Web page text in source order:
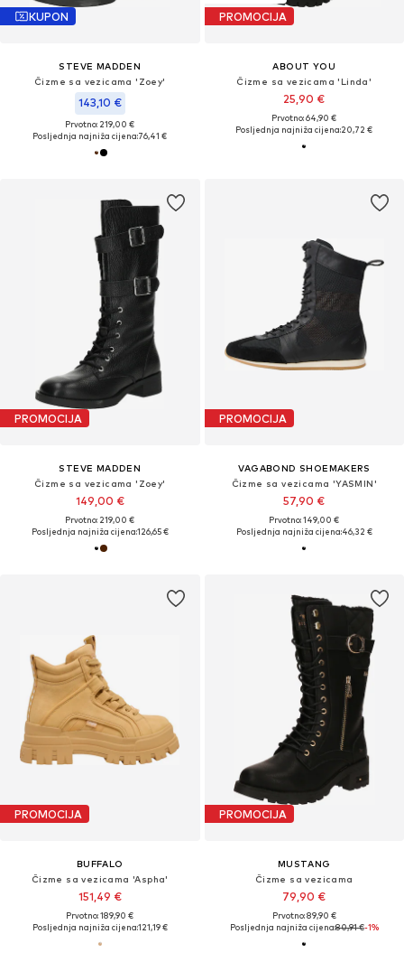
KUPON
STEVE MADDEN
Čizme sa vezicama 'Zoey'
143,10 €
Prvotno: 219,00 €
Posljednja najniža cijena:76,41 €
PROMOCIJA
ABOUT YOU
Čizme sa vezicama 'Linda'
25,90 €
Prvotno: 64,90 €
Posljednja najniža cijena:20,72 €
PROMOCIJA
STEVE MADDEN
Čizme sa vezicama 'Zoey'
149,00 €
Prvotno: 219,00 €
Posljednja najniža cijena:126,65 €
PROMOCIJA
VAGABOND SHOEMAKERS
Čizme sa vezicama 'YASMIN'
57,90 €
Prvotno: 149,00 €
Posljednja najniža cijena:46,32 €
PROMOCIJA
BUFFALO
Čizme sa vezicama 'Aspha'
151,49 €
Prvotno: 189,90 €
Posljednja najniža cijena:121,19 €
PROMOCIJA
MUSTANG
Čizme sa vezicama
79,90 €
Prvotno: 89,90 €
Posljednja najniža cijena:80,91 €-1%